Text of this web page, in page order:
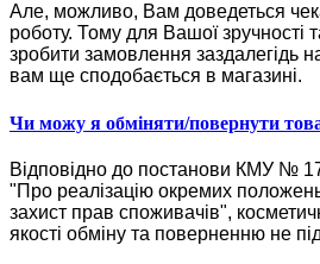
Але, можливо, Вам доведеться
роботу. Тому для Вашої зручності
зробити замовлення заздалегідь
вам ще сподобається в магазині.
Чи можу я обміняти/повернути
Відповідно до постанови КМУ №
"Про реалізацію окремих
захист прав споживачів",
якості обміну та поверненню не